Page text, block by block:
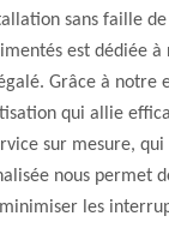
sans faille
est dédiée
Grâce à notre
qui allie
sur mesure,
nous permet
les